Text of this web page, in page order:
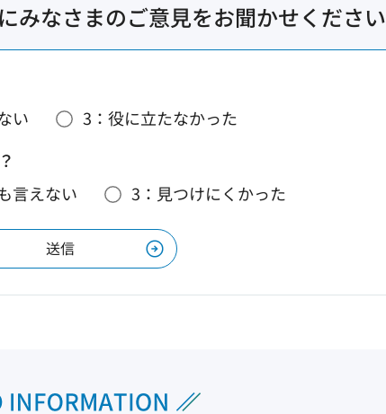
みなさまのご意見をお聞かせください
い
3：役に立たなかった
言えない 3：見つけにくかった